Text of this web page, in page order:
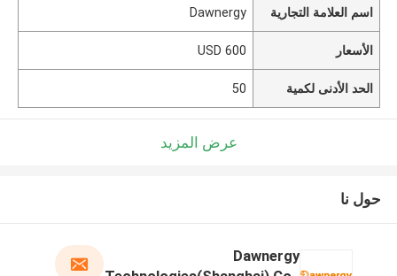
اسم العلامة التجارية Dawnergy
الأسعار 600 USD
الحد الأدنى لكمية 50
عرض المزيد
حول نا
Dawnergy